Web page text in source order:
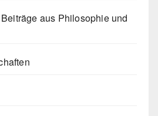
aus Philosophie und